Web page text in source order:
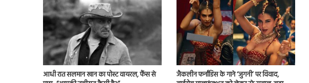
आधी रात सलमान खान का पोस्ट वायरल, फैंस से
जैकलीन फर्नांडिस के गाने ‘जुगनी’ पर विवाद,